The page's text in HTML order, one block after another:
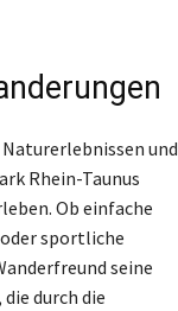
und
Rhein-Taunus
Ob einfache
sportliche
seine
durch die